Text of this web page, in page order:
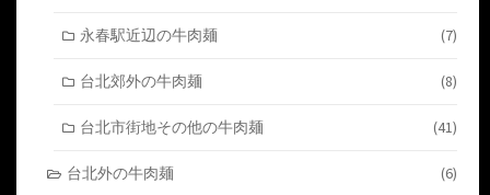
永春駅近辺の牛肉麺 (7)
台北郊外の牛肉麺 (8)
台北市街地その他の牛肉麺 (41)
台北外の牛肉麺 (6)